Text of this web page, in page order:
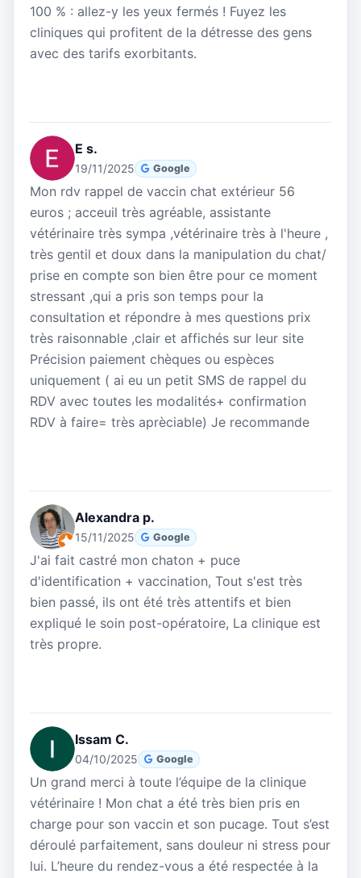
100 % : allez-y les yeux fermés ! Fuyez les
cliniques qui profitent de la détresse des gens
avec des tarifs exorbitants.
E s.
19/11/2025 Google
Mon rdv rappel de vaccin chat extérieur 56
euros ; acceuil très agréable, assistante
vétérinaire très sympa ,vétérinaire très à l'heure ,
très gentil et doux dans la manipulation du chat/
prise en compte son bien être pour ce moment
stressant ,qui a pris son temps pour la
consultation et répondre à mes questions prix
très raisonnable ,clair et affichés sur leur site
Précision paiement chèques ou espèces
uniquement ( ai eu un petit SMS de rappel du
RDV avec toutes les modalités+ confirmation
RDV à faire= très aprèciable) Je recommande
Alexandra p.
15/11/2025 Google
J'ai fait castré mon chaton + puce
d'identification + vaccination, Tout s'est très
bien passé, ils ont été très attentifs et bien
expliqué le soin post-opératoire, La clinique est
très propre.
Issam C.
04/10/2025 Google
Un grand merci à toute l’équipe de la clinique
vétérinaire ! Mon chat a été très bien pris en
charge pour son vaccin et son pucage. Tout s’est
déroulé parfaitement, sans douleur ni stress pour
lui. L’heure du rendez-vous a été respectée à la